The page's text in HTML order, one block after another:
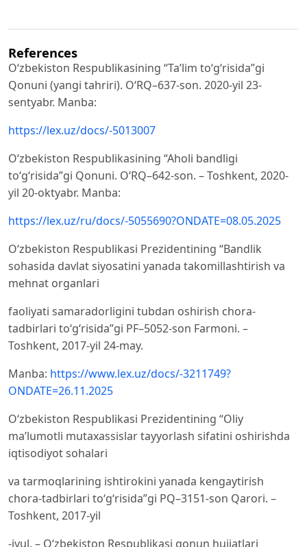
References
O‘zbekiston Respublikasining “Ta’lim to‘g‘risida”gi
Qonuni (yangi tahriri). O‘RQ–637-son. 2020-yil 23-
sentyabr. Manba:
https://lex.uz/docs/-5013007
O‘zbekiston Respublikasining “Aholi bandligi
to‘g‘risida”gi Qonuni. O‘RQ–642-son. – Toshkent, 2020-
yil 20-oktyabr. Manba:
https://lex.uz/ru/docs/-5055690?ONDATE=08.05.2025
O‘zbekiston Respublikasi Prezidentining “Bandlik
sohasida davlat siyosatini yanada takomillashtirish va
mehnat organlari
faoliyati samaradorligini tubdan oshirish chora-
tadbirlari to‘g‘risida”gi PF–5052-son Farmoni. –
Toshkent, 2017-yil 24-may.
Manba: https://www.lex.uz/docs/-3211749?
ONDATE=26.11.2025
O‘zbekiston Respublikasi Prezidentining “Oliy
ma’lumotli mutaxassislar tayyorlash sifatini oshirishda
iqtisodiyot sohalari
va tarmoqlarining ishtirokini yanada kengaytirish
chora-tadbirlari to‘g‘risida”gi PQ–3151-son Qarori. –
Toshkent, 2017-yil
-iyul. – O‘zbekiston Respublikasi qonun hujjatlari